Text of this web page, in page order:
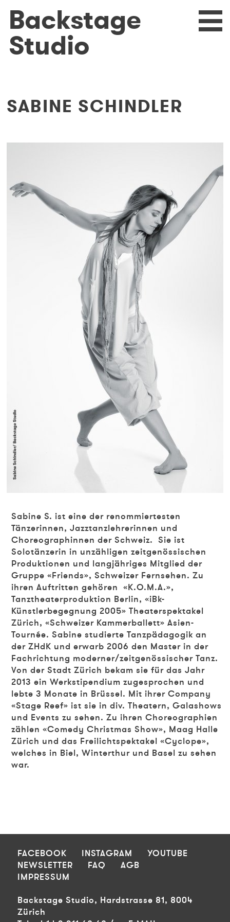
zum
Inhalt
SABINE SCHINDLER
Sabine S. ist eine der renommiertesten
Tänzerinnen, Jazztanzlehrerinnen und
Choreographinnen der Schweiz. Sie ist
Solotänzerin in unzähligen zeitgenössischen
Produktionen und langjähriges Mitglied der
Gruppe «Friends», Schweizer Fernsehen. Zu
ihren Auftritten gehören «K.O.M.A.»,
Tanztheaterproduktion Berlin, «iBk-
Künstlerbegegnung 2005» Theaterspektakel
Zürich, «Schweizer Kammerballett» Asien-
Tournée. Sabine studierte Tanzpädagogik an
der ZHdK und erwarb 2006 den Master in der
Fachrichtung moderner/zeitgenössischer Tanz.
Von der Stadt Zürich bekam sie für das Jahr
2013 ein Werkstipendium zugesprochen und
lebte 3 Monate in Brüssel. Mit ihrer Company
«Stage Reef» ist sie in div. Theatern, Galashows
und Events zu sehen. Zu ihren Choreographien
zählen «Comedy Christmas Show», Maag Halle
Zürich und das Freilichtspektakel «Cyclope»,
welches in Biel, Winterthur und Basel zu sehen
war.
Backstage
Studio
FOOTER
FACEBOOK INSTAGRAM
YOUTUBE
NEWSLETTER
FAQ
AGB
IMPRESSUM
Backstage Studio, Hardstrasse 81, 8004
Zürich